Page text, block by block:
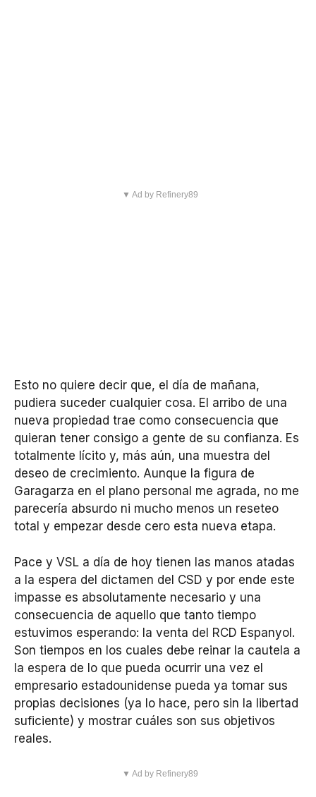
▼ Ad by Refinery89
Esto no quiere decir que, el día de mañana,
pudiera suceder cualquier cosa. El arribo de una
nueva propiedad trae como consecuencia que
quieran tener consigo a gente de su confianza. Es
totalmente lícito y, más aún, una muestra del
deseo de crecimiento. Aunque la figura de
Garagarza en el plano personal me agrada, no me
parecería absurdo ni mucho menos un reseteo
total y empezar desde cero esta nueva etapa.
Pace y VSL a día de hoy tienen las manos atadas
a la espera del dictamen del CSD y por ende este
impasse es absolutamente necesario y una
consecuencia de aquello que tanto tiempo
estuvimos esperando: la venta del RCD Espanyol.
Son tiempos en los cuales debe reinar la cautela a
la espera de lo que pueda ocurrir una vez el
empresario estadounidense pueda ya tomar sus
propias decisiones (ya lo hace, pero sin la libertad
suficiente) y mostrar cuáles son sus objetivos
reales.
▼ Ad by Refinery89